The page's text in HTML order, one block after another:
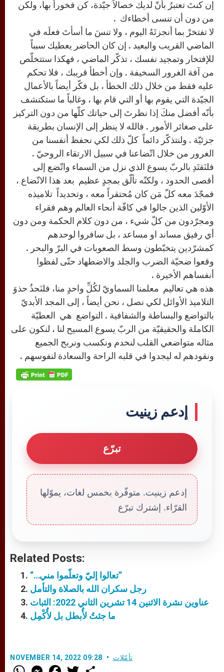
إن كنتَ تعتبرُ بأنّ لديك خصالاً جيّدة، كن فخوراً بها، ولكن
من دون أن تنسى أخطاءك .
لا تفتخرْ بما أنجزتَهُ اليوم ، ولا تنسَ ما أسأتَ فعلَه في
الماضي القريب والبعيد . إن كان الحاضر يعطيك سبباً
للإفتخار وتمجيد نفسك ، تذكّر الماضي ، فهكذا ستتخلّص
من آفة الغرور السخيفة . وإن أخطأ قريبك ، فلا تحكم
عليه فقط من خلال ذلك الخطأ ، بل فكّر أيضاً بالأعمال
الجيّدة التي يقوم بها أو التي قام بها ، وغالباً ما ستكتشف
بأنّه أفضل منكَ إذا نظرتَ إلى حياتك كلّها من دون التركيز
على صغائر الأمور . فالله لا ينظر إلى الإنسان بطريقة
جزئيّة . ولنتذكّر دائماً كلّ ذلك لكي نحفظ أنفسنا من
الغرور من خلال اتّضاعنا في سبيل الارتقاء الروحيّ .
فلنَقتَدِ بالربّ يسوع الذي نزل من السماء واتّضع إلى
أقصى الحدود ، ولكنّه تألّق بمجدٍ عظيم بعد هذا الاتّضاع ،
فمجّدَ معه كلّ مَن كان مُحتقراً معه ، وتحديداً تلاميذه
الأوّلين الذين جالوا في كافّة أنحاء العالم وهم فقراء
ومجرّدون من كلّ شيء ، من دون كلام الحكمة ومن دون
أي رفيق مساند او مساعد ، بل سافروا لوحدهم
كمشرّدين يتخبّطون وسط الصعوبات في البرّ والبحر .
وقعوا ضحيّة الضرب والجلد والاضطهاد حتّى لفظوا
أنفساهم الأخيرة .
هذه هي تعاليم معلمنا السماويّ لكُلِّ واحدٍ منا، فلنَحذُ حذوَ
التلاميذ الأوائل لكي نصل ، نحن أيضاً ، إلى المجد الأبديّ
بالتواضع والبساطة والشفافية . التواضع هي العطيّة
الكاملة والحقيقيّة من الربّ يسوع المسيح لنا ، لنكون على
مثاله متواضعي القلب لنخدم ونكسب ونربح الجميع
ونقودهم له ليجدوا في قلبه الراحة والسعادة لنفوسهم .
إدعم زينيت
تبرّع
إدعم زينيت. متوفّرة بخمس لغات، يموّلها
القرّاء. إشترك تبرّع
Related Posts:
“…تعالوا إليّ وتعلّموا مني”
رجل سكران الله بالصلاة والتأمل
عناوين نشرة الاثنين 14 تشرين الثاني 2022: الثبات
ما جئتُ لأُبطل بل لأُكْمِل
NOVEMBER 14, 2022 09:28 تأمّلات
W M F T